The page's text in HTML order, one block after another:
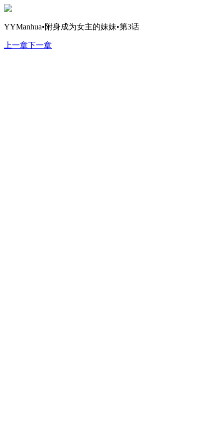
YYManhua•附身成为女主的妹妹•第3话
上一章下一章